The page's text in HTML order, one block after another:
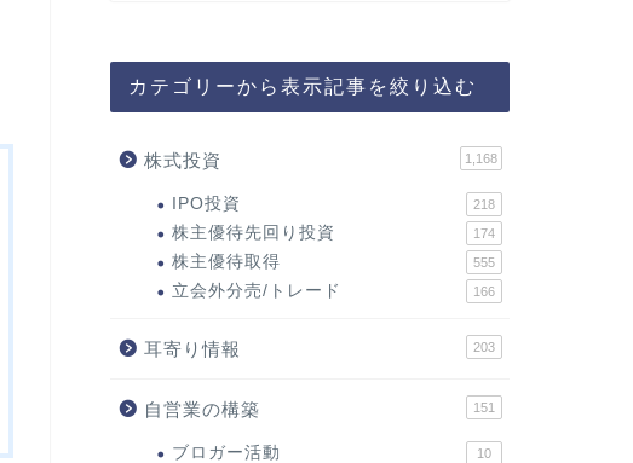
カテゴリーから表示記事を絞り込む
株式投資 1,168
IPO投資 218
株主優待先回り投資 174
株主優待取得 555
立会外分売/トレード 166
耳寄り情報 203
自営業の構築 151
ブロガー活動 10